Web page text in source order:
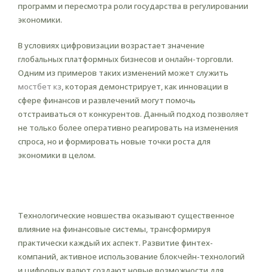
программ и пересмотра роли государства в регулировании
экономики.
В условиях цифровизации возрастает значение
глобальных платформных бизнесов и онлайн-торговли.
Одним из примеров таких изменений может служить
мостбет кз, которая демонстрирует, как инновации в
сфере финансов и развлечений могут помочь
отстраиваться от конкурентов. Данный подход позволяет
не только более оперативно реагировать на изменения
спроса, но и формировать новые точки роста для
экономики в целом.
Технологические новшества оказывают существенное
влияние на финансовые системы, трансформируя
практически каждый их аспект. Развитие финтех-
компаний, активное использование блокчейн-технологий